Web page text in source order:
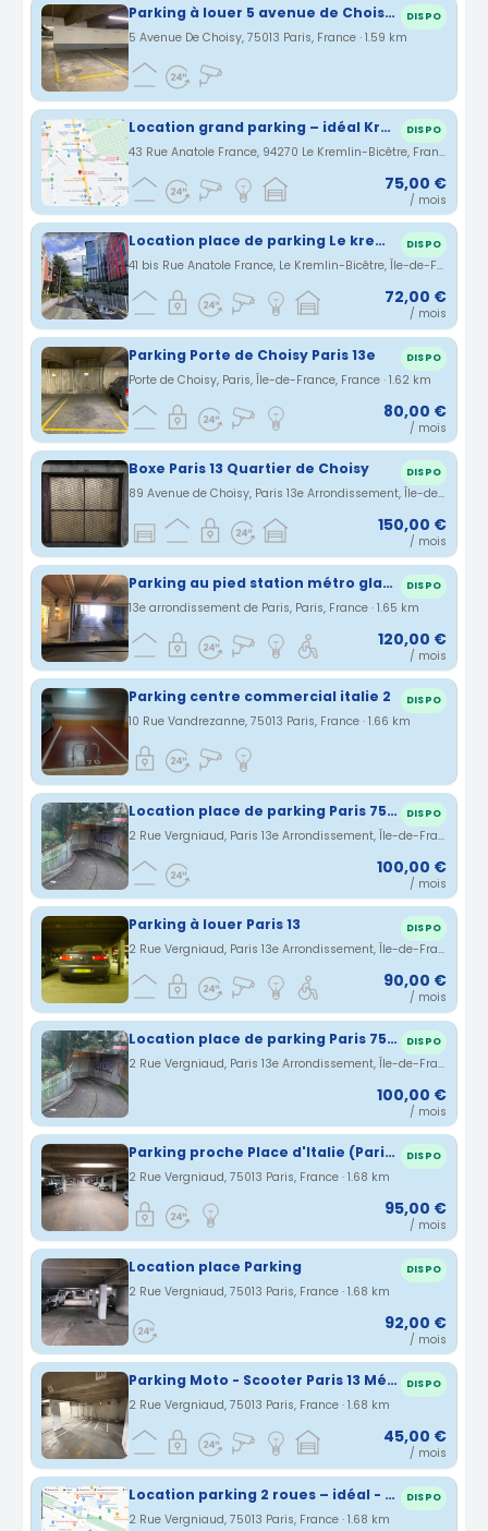
Parking à louer 5 avenue de Choisy- Paris DISPO
5 Avenue De Choisy, 75013 Paris, France · 1.59 km
Location grand parking – idéal Kremlin-Bicêtre DISPO
43 Rue Anatole France, 94270 Le Kremlin-Bicêtre, France · 1.6 km
75,00 €
/ mois
Location place de parking Le kremlin Bicêtre DISPO
41 bis Rue Anatole France, Le Kremlin-Bicêtre, Île-de-France, France · 1.62 km
72,00 €
/ mois
Parking Porte de Choisy Paris 13e DISPO
Porte de Choisy, Paris, Île-de-France, France · 1.62 km
80,00 €
/ mois
Boxe Paris 13 Quartier de Choisy DISPO
89 Avenue de Choisy, Paris 13e Arrondissement, Île-de-France, France · 1.64 km
150,00 €
/ mois
Parking au pied station métro glacière paris13 DISPO
13e arrondissement de Paris, Paris, France · 1.65 km
120,00 €
/ mois
Parking centre commercial italie 2 DISPO
10 Rue Vandrezanne, 75013 Paris, France · 1.66 km
Location place de parking Paris 75013 DISPO
2 Rue Vergniaud, Paris 13e Arrondissement, Île-de-France, France · 1.68 km
100,00 €
/ mois
Parking à louer Paris 13 DISPO
2 Rue Vergniaud, Paris 13e Arrondissement, Île-de-France, France · 1.68 km
90,00 €
/ mois
Location place de parking Paris 75013 DISPO
2 Rue Vergniaud, Paris 13e Arrondissement, Île-de-France, France · 1.68 km
100,00 €
/ mois
Parking proche Place d'Italie (Paris 13) DISPO
2 Rue Vergniaud, 75013 Paris, France · 1.68 km
95,00 €
/ mois
Location place Parking DISPO
2 Rue Vergniaud, 75013 Paris, France · 1.68 km
92,00 €
/ mois
Parking Moto - Scooter Paris 13 Métro Glacière DISPO
2 Rue Vergniaud, 75013 Paris, France · 1.68 km
45,00 €
/ mois
Location parking 2 roues – idéal - Paris 13ème DISPO
2 Rue Vergniaud, 75013 Paris, France · 1.68 km